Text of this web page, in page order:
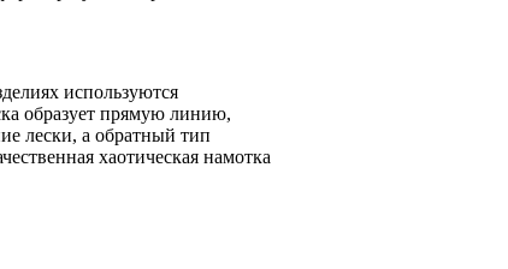
используются
образует прямую линию,
лески, а обратный тип
хаотическая намотка